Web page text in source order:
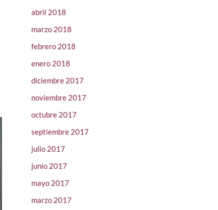
abril 2018
marzo 2018
febrero 2018
enero 2018
diciembre 2017
noviembre 2017
octubre 2017
septiembre 2017
julio 2017
junio 2017
mayo 2017
marzo 2017